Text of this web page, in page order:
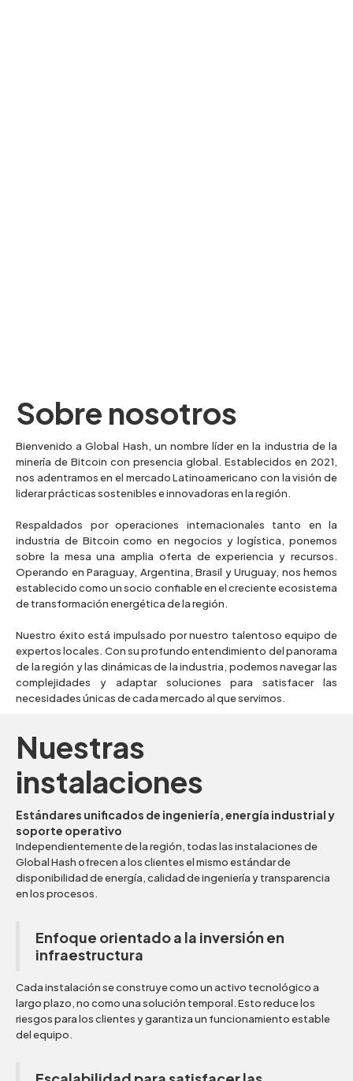
Sobre nosotros
Bienvenido a Global Hash, un nombre líder en la industria de la
minería de Bitcoin con presencia global. Establecidos en 2021,
nos adentramos en el mercado Latinoamericano con la visión de
liderar prácticas sostenibles e innovadoras en la región.
Respaldados por operaciones internacionales tanto en la
industria de Bitcoin como en negocios y logística, ponemos
sobre la mesa una amplia oferta de experiencia y recursos.
Operando en Paraguay, Argentina, Brasil y Uruguay, nos hemos
establecido como un socio confiable en el creciente ecosistema
de transformación energética de la región.
Nuestro éxito está impulsado por nuestro talentoso equipo de
expertos locales. Con su profundo entendimiento del panorama
de la región y las dinámicas de la industria, podemos navegar las
complejidades y adaptar soluciones para satisfacer las
necesidades únicas de cada mercado al que servimos.
Nuestras
instalaciones
Estándares unificados de ingeniería, energía industrial y
soporte operativo
Independientemente de la región, todas las instalaciones de
Global Hash ofrecen a los clientes el mismo estándar de
disponibilidad de energía, calidad de ingeniería y transparencia
en los procesos.
Enfoque orientado a la inversión en
infraestructura
Cada instalación se construye como un activo tecnológico a
largo plazo, no como una solución temporal. Esto reduce los
riesgos para los clientes y garantiza un funcionamiento estable
del equipo.